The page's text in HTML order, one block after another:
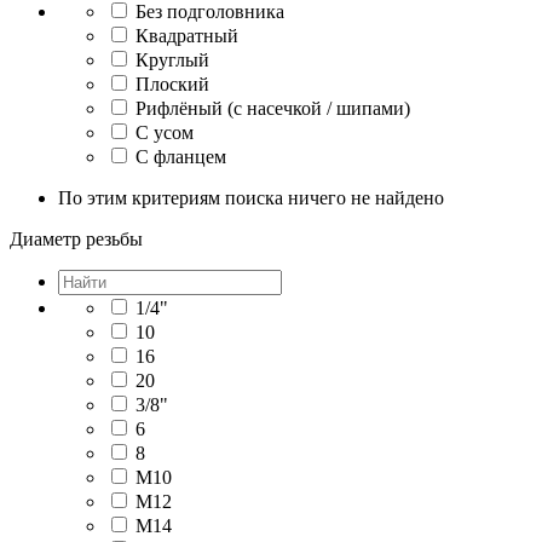
Без подголовника
Квадратный
Круглый
Плоский
Рифлёный (с насечкой / шипами)
С усом
С фланцем
По этим критериям поиска ничего не найдено
Диаметр резьбы
1/4"
10
16
20
3/8"
6
8
М10
М12
М14